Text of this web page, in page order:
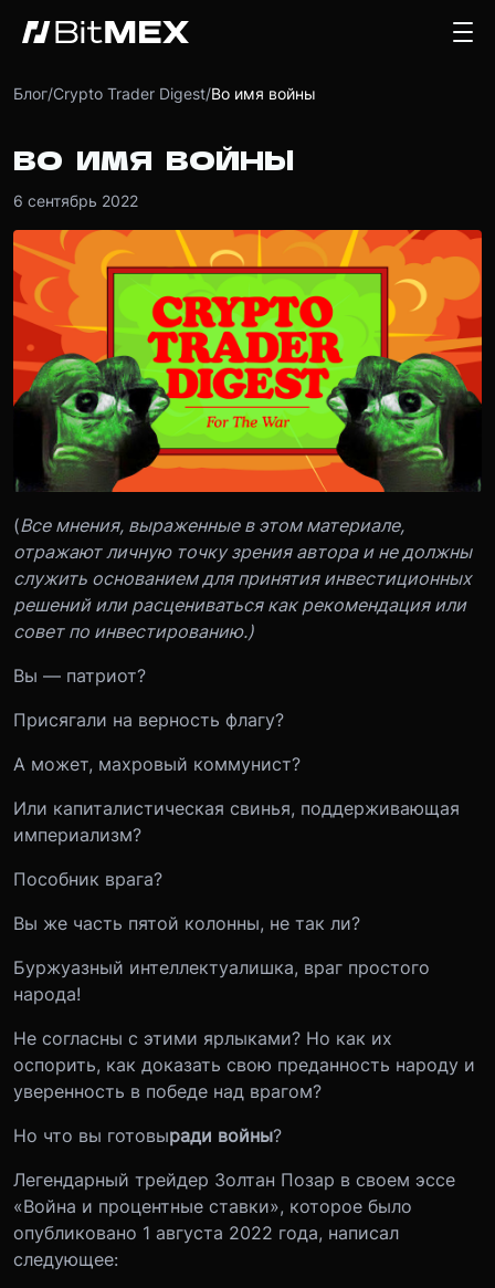
Блог/Crypto Trader Digest/Во имя войны
ВО ИМЯ ВОЙНЫ
6 сентябрь 2022
(Все мнения, выраженные в этом материале,
отражают личную точку зрения автора и не должны
служить основанием для принятия инвестиционных
решений или расцениваться как рекомендация или
совет по инвестированию.)
Вы — патриот?
Присягали на верность флагу?
А может, махровый коммунист?
Или капиталистическая свинья, поддерживающая
империализм?
Пособник врага?
Вы же часть пятой колонны, не так ли?
Буржуазный интеллектуалишка, враг простого
народа!
Не согласны с этими ярлыками? Но как их
оспорить, как доказать свою преданность народу и
уверенность в победе над врагом?
Но что вы готовыради войны?
Легендарный трейдер Золтан Позар в своем эссе
«Война и процентные ставки», которое было
опубликовано 1 августа 2022 года, написал
следующее: